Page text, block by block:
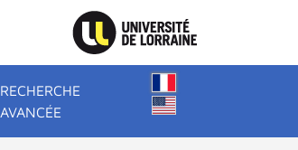
RECHERCHE
AVANCÉE